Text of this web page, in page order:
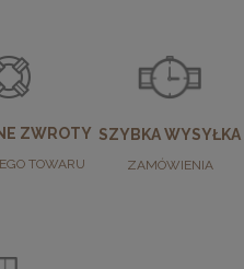
ZWROTY
TOWARU
SZYBKA WYSYŁKA
ZAMÓWIENIA